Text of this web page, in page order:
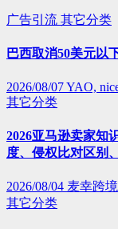
广告引流 其它分类
巴西取消50美元以
2026/08/07YAO,
其它分类
2026亚马逊卖家知
度、侵权比对区别
2026/08/04 麦幸跨
其它分类